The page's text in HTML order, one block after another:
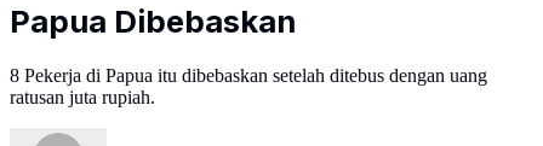
Papua Dibebaskan
8 Pekerja di Papua itu dibebaskan setelah ditebus dengan uang
ratusan juta rupiah.